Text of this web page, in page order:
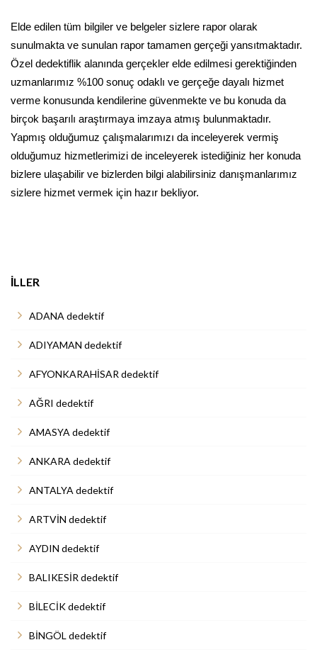
Elde edilen tüm bilgiler ve belgeler sizlere rapor olarak
sunulmakta ve sunulan rapor tamamen gerçeği yansıtmaktadır.
Özel dedektiflik alanında gerçekler elde edilmesi gerektiğinden
uzmanlarımız %100 sonuç odaklı ve gerçeğe dayalı hizmet
verme konusunda kendilerine güvenmekte ve bu konuda da
birçok başarılı araştırmaya imzaya atmış bulunmaktadır.
Yapmış olduğumuz çalışmalarımızı da inceleyerek vermiş
olduğumuz hizmetlerimizi de inceleyerek istediğiniz her konuda
bizlere ulaşabilir ve bizlerden bilgi alabilirsiniz danışmanlarımız
sizlere hizmet vermek için hazır bekliyor.
İLLER
ADANA dedektif
ADIYAMAN dedektif
AFYONKARAHİSAR dedektif
AĞRI dedektif
AMASYA dedektif
ANKARA dedektif
ANTALYA dedektif
ARTVİN dedektif
AYDIN dedektif
BALIKESİR dedektif
BİLECİK dedektif
BİNGÖL dedektif